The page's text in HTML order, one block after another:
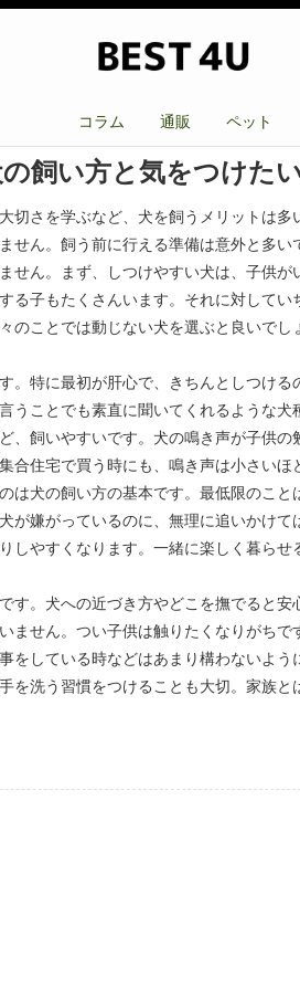
コラム 通販 ペット
飼い方と気をつけた
切さを学ぶなど、犬を飼うメリットは
せん。飼う前に行える準備は意外と多
せん。まず、しつけやすい犬は、子供
る子もたくさんいます。それに対して
のことでは動じない犬を選ぶと良いでし
。特に最初が肝心で、きちんとしつけ
うことでも素直に聞いてくれるような
、飼いやすいです。犬の鳴き声が子供
合住宅で買う時にも、鳴き声は小さい
は犬の飼い方の基本です。最低限のこ
が嫌がっているのに、無理に追いかけ
しやすくなります。一緒に楽しく暮らせ
す。犬への近づき方やどこを撫でると
ません。つい子供は触りたくなりがち
をしている時などはあまり構わないよ
を洗う習慣をつけることも大切。家族